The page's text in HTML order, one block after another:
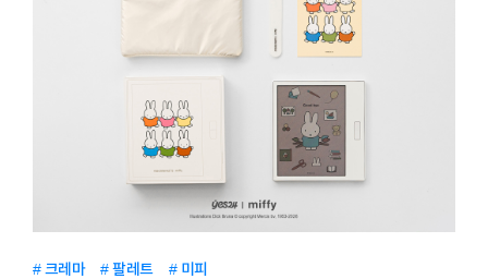
YES24 YES24
BRAND
IR
# 크레마 # 팔레트 # 미피